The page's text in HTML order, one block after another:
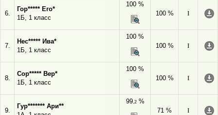
6.
Гор***** Его*
1Б, 1 класс
100 %
100 %
I
7.
Нес***** Ива*
1Б, 1 класс
100 %
100 %
I
8.
Сор***** Вер*
1Б, 1 класс
100 %
100 %
I
9.
Гур******* Ари**
99,2%
71 %
I